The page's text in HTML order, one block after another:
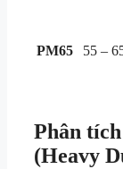
PM65 55 –
Phân
(Heavy